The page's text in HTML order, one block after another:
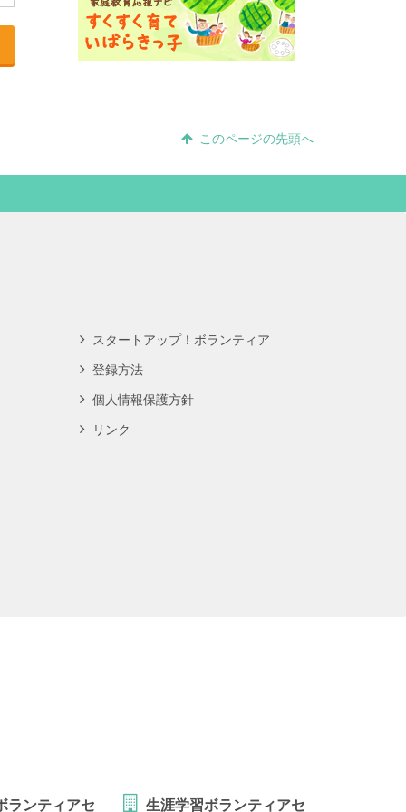
このページの先頭へ
スタートアップ！ボランティア
登録方法
個人情報保護方針
リンク
ランティアセ 生涯学習ボランティアセ